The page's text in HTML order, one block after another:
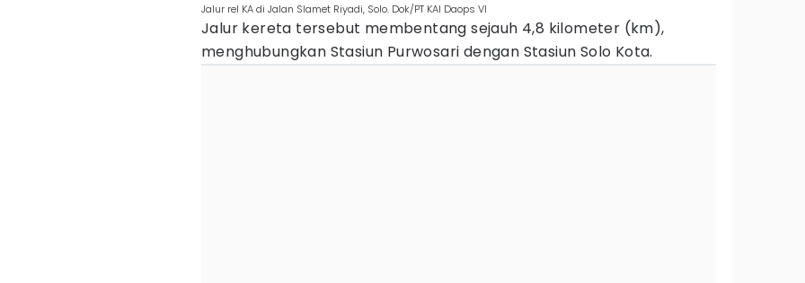
Jalur rel KA di Jalan Slamet Riyadi, Solo. Dok/PT KAI Daops VI
Jalur kereta tersebut membentang sejauh 4,8 kilometer (km),
menghubungkan Stasiun Purwosari dengan Stasiun Solo Kota.